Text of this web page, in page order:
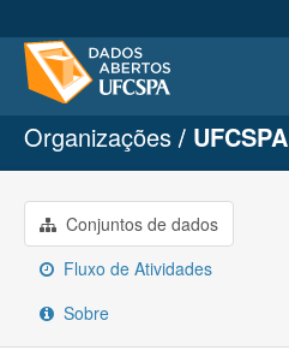
Conjuntos de dados
Organizações
Grupos
Sobre
Organizações UFCSPA
Conjuntos de dados
Fluxo de Atividades
Sobre